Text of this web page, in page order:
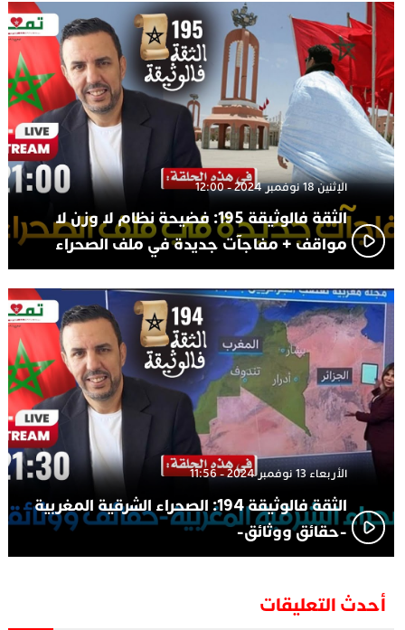
الإثنين 18 نوفمبر 2024 - 12:00
الثقة فالوثيقة 195: فضيحة نظام لا وزن لا
مواقف + مفاجآت جديدة في ملف الصحراء
الأربعاء 13 نوفمبر 2024 - 11:56
الثقة فالوثيقة 194: الصحراء الشرقية المغربية
-حقائق ووثائق-
أحدث التعليقات